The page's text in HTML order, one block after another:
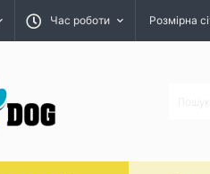
Час роботи Розмірна